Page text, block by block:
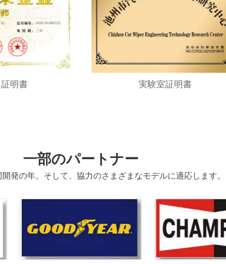
明書 実験室証明書
一部のパートナー
発の年。そして、協力のさまざまなモデルに適応します。